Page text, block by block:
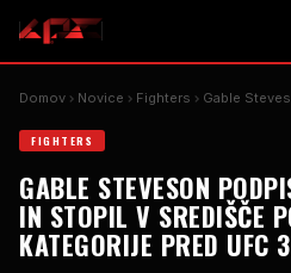
Domov Novice Fighters Gable
FIGHTERS
GABLE STEVESON
IN STOPIL V SREDIŠČE
KATEGORIJE PRED UFC